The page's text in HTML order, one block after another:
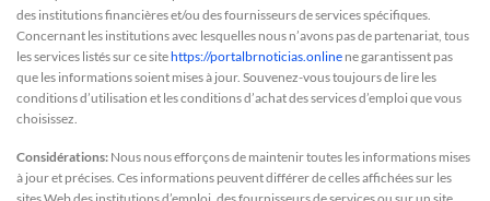
des institutions financières et/ou des fournisseurs de services spécifiques.
Concernant les institutions avec lesquelles nous n’avons pas de partenariat, tous
les services listés sur ce sitehttps://portalbrnoticias.online ne garantissent pas
que les informations soient mises à jour. Souvenez-vous toujours de lire les
conditions d’utilisation et les conditions d’achat des services d’emploi que vous
choisissez.
Considérations: Nous nous efforçons de maintenir toutes les informations mises
à jour et précises. Ces informations peuvent différer de celles affichées sur les